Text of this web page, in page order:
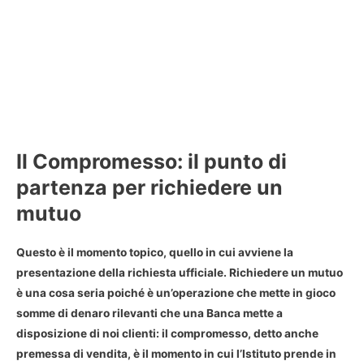
Il Compromesso: il punto di
partenza per richiedere un
mutuo
Questo è il momento topico, quello in cui avviene la
presentazione della richiesta ufficiale. Richiedere un mutuo
è una cosa seria poiché è un’operazione che mette in gioco
somme di denaro rilevanti che una Banca mette a
disposizione di noi clienti: il compromesso, detto anche
premessa di vendita, è il momento in cui l’Istituto prende in